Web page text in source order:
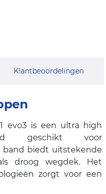
Klantbeoordelingen
evo3 is een ultra high
geschikt voor
band biedt uitstekende
droog wegdek. Het
zorgt voor een